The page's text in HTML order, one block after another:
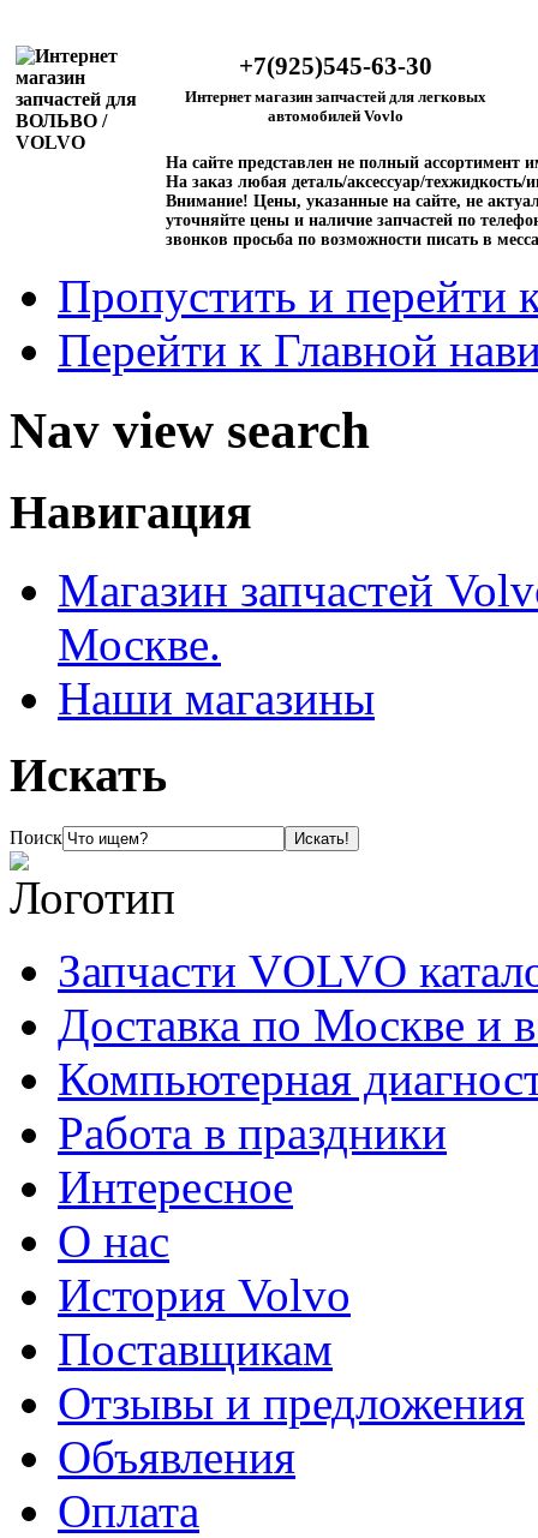
+7(925)545-63-30
Интернет магазин запчастей для легковых
автомобилей Vovlo
На сайте представлен не полный ассортимент
На заказ любая деталь/аксессуар/техжидкость/
Внимание! Цены, указанные на сайте, не
уточняйте цены и наличие запчастей по
звонков просьба по возможности писать в
Пропустить и перейти
Перейти к Главной
Nav view search
Навигация
Магазин запчастей
Москве.
Наши магазины
Искать
Поиск
Запчасти VOLVO
Доставка по Москве и
Компьютерная
Работа в праздники
Интересное
О нас
История Volvo
Поставщикам
Отзывы и предложения
Объявления
Оплата